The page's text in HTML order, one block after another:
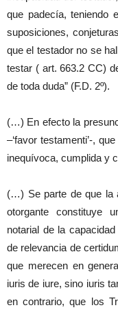
que padecía, teniendo
suposiciones,
que el testador no se
testar ( art. 663.2 CC)
de toda duda” (F.D. 2º).
(…) En efecto la
–‘favor testamenti’-,
inequívoca, cumplida y
(…) Se parte de que la
otorgante constituye
notarial de la
de relevancia de
que merecen en
iuris de iure, sino iuris
en contrario, que los